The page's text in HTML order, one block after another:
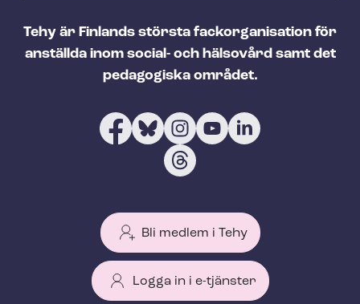
Tehy är Finlands största fackorganisation för
anställda inom social- och hälsovård samt det
pedagogiska området.
Bli medlem i Tehy
Logga in i e-tjänster